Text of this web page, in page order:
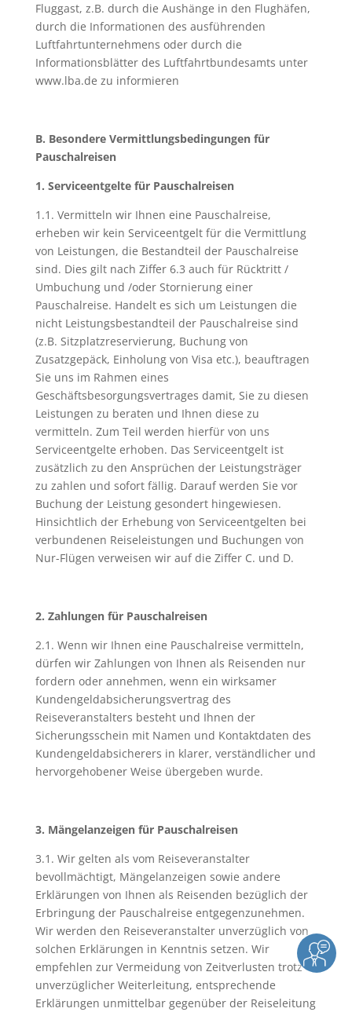
Fluggast, z.B. durch die Aushänge in den Flughäfen,
durch die Informationen des ausführenden
Luftfahrtunternehmens oder durch die
Informationsblätter des Luftfahrtbundesamts unter
www.lba.de zu informieren
B. Besondere Vermittlungsbedingungen für
Pauschalreisen
1. Serviceentgelte für Pauschalreisen
1.1. Vermitteln wir Ihnen eine Pauschalreise,
erheben wir kein Serviceentgelt für die Vermittlung
von Leistungen, die Bestandteil der Pauschalreise
sind. Dies gilt nach Ziffer 6.3 auch für Rücktritt /
Umbuchung und /oder Stornierung einer
Pauschalreise. Handelt es sich um Leistungen die
nicht Leistungsbestandteil der Pauschalreise sind
(z.B. Sitzplatzreservierung, Buchung von
Zusatzgepäck, Einholung von Visa etc.), beauftragen
Sie uns im Rahmen eines
Geschäftsbesorgungsvertrages damit, Sie zu diesen
Leistungen zu beraten und Ihnen diese zu
vermitteln. Zum Teil werden hierfür von uns
Serviceentgelte erhoben. Das Serviceentgelt ist
zusätzlich zu den Ansprüchen der Leistungsträger
zu zahlen und sofort fällig. Darauf werden Sie vor
Buchung der Leistung gesondert hingewiesen.
Hinsichtlich der Erhebung von Serviceentgelten bei
verbundenen Reiseleistungen und Buchungen von
Nur-Flügen verweisen wir auf die Ziffer C. und D.
2. Zahlungen für Pauschalreisen
2.1. Wenn wir Ihnen eine Pauschalreise vermitteln,
dürfen wir Zahlungen von Ihnen als Reisenden nur
fordern oder annehmen, wenn ein wirksamer
Kundengeldabsicherungsvertrag des
Reiseveranstalters besteht und Ihnen der
Sicherungsschein mit Namen und Kontaktdaten des
Kundengeldabsicherers in klarer, verständlicher und
hervorgehobener Weise übergeben wurde.
3. Mängelanzeigen für Pauschalreisen
3.1. Wir gelten als vom Reiseveranstalter
bevollmächtigt, Mängelanzeigen sowie andere
Erklärungen von Ihnen als Reisenden bezüglich der
Erbringung der Pauschalreise entgegenzunehmen.
Wir werden den Reiseveranstalter unverzüglich von
solchen Erklärungen in Kenntnis setzen. Wir
empfehlen zur Vermeidung von Zeitverlusten trotz
unverzüglicher Weiterleitung, entsprechende
Erklärungen unmittelbar gegenüber der Reiseleitung